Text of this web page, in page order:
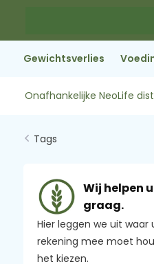
Gewichtsverlies
Onafhankelijke NeoLife
Tags
Wij helpen u
graag.
Hier leggen we uit waar
rekening mee moet
het kiezen.